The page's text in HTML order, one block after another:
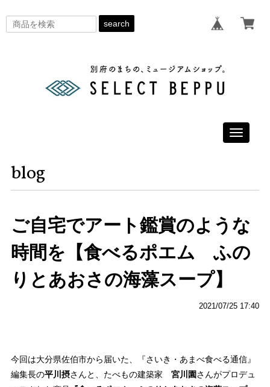
search
Toggle
blog
ご自宅でアート鑑賞のような
時間を【食べるポエム ふの
りとあおさの海藻スープ】
2021/07/25 17:40
今回は大分県佐伯市から届いた、『さいき・あまべ食べる通信』
編集長の平川摂さんと、たべもの建築家 宮川園さんがプロデュ